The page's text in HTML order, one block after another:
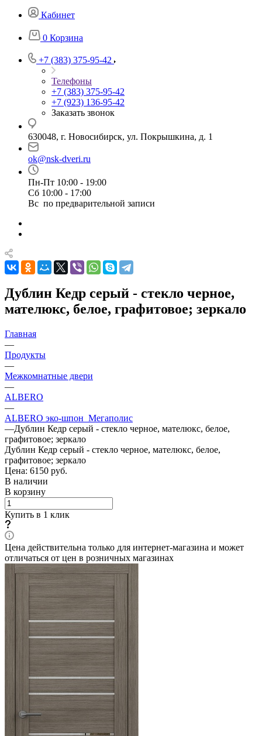
Кабинет
0 Корзина
+7 (383) 375-95-42
Телефоны
+7 (383) 375-95-42
+7 (923) 136-95-42
Заказать звонок
630048, г. Новосибирск, ул. Покрышкина, д. 1
ok@nsk-dveri.ru
Пн-Пт 10:00 - 19:00
Сб 10:00 - 17:00
Вс по предварительной записи
Дублин Кедр серый - стекло черное,
мателюкс, белое, графитовое; зеркало
Главная
—
Продукты
—
Межкомнатные двери
—
ALBERO
—
ALBERO эко-шпон_Мегаполис
—Дублин Кедр серый - стекло черное, мателюкс, белое,
графитовое; зеркало
Дублин Кедр серый - стекло черное, мателюкс, белое,
графитовое; зеркало
Цена: 6150 руб.
В наличии
В корзину
Купить в 1 клик
Цена действительна только для интернет-магазина и может
отличаться от цен в розничных магазинах